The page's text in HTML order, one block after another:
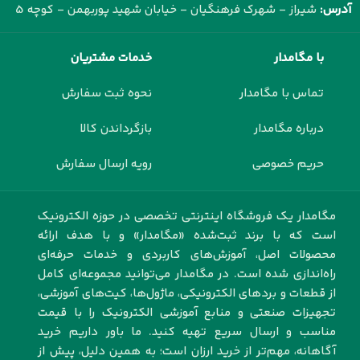
آدرس: شیراز - شهرک فرهنگیان - خیابان شهید پوربهمن - کوچه 5
با مگامدار
تماس با مگامدار
درباره مگامدار
حریم خصوصی
خدمات مشتریان
نحوه ثبت سفارش
بازگرداندن کالا
رویه ارسال سفارش
مگامدار یک فروشگاه اینترنتی تخصصی در حوزه الکترونیک
است که با برند ثبت‌شده «مگامدار» و با هدف ارائه
محصولات اصل، آموزش‌های کاربردی و خدمات حرفه‌ای
راه‌اندازی شده است. در مگامدار می‌توانید مجموعه‌ای کامل
از قطعات و بردهای الکترونیکی، ماژول‌ها، کیت‌های آموزشی،
تجهیزات صنعتی و منابع آموزشی الکترونیک را با قیمت
مناسب و ارسال سریع تهیه کنید. ما باور داریم خرید
آگاهانه، مهم‌تر از خرید ارزان است؛ به همین دلیل، پیش از